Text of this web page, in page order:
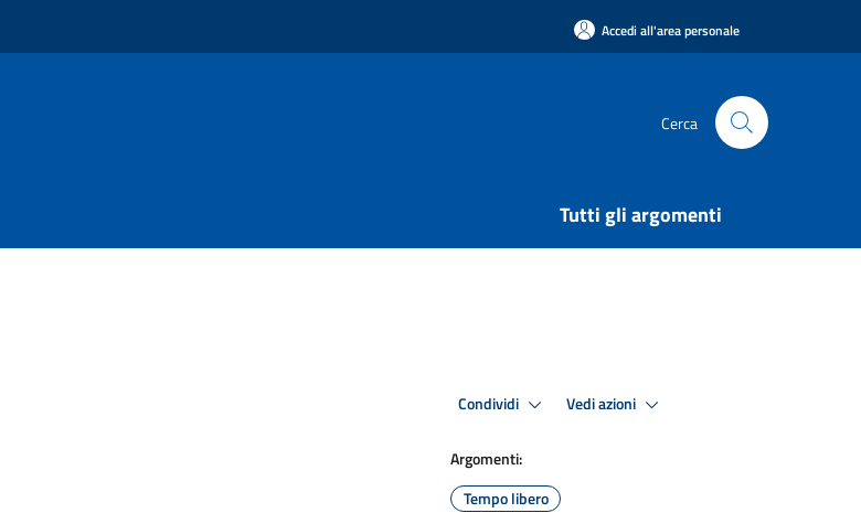
Accedi all'area personale
Cerca
Tutti gli argomenti
Condividi Vedi azioni
Argomenti:
Tempo libero